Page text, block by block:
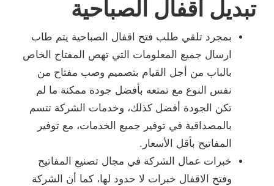
تبديل اقفال الصباحية
بمجرد تلقي طلب فتح اقفال الصباحية يتم طاب
ارسال جميع المعلومات التي تهص المفتاح الخاص
بالباب من أجل القيام بتصميم وصب مفتاح من
نفس النوع مع تمتعه بأفضل جودة ممكنة ما لم
تكن الجودة أفضل كذلك، وخدمات الشركة تتسم
بالمصداقية في توفير جميع الخدمات، مع توفير
المفاتيح بأقل الأسعار.
خبرات عمال الشركة في مجال تصنيع المفاتيح
وفتح الاقفال خبرات لا حدود لها، كما أن الشركة